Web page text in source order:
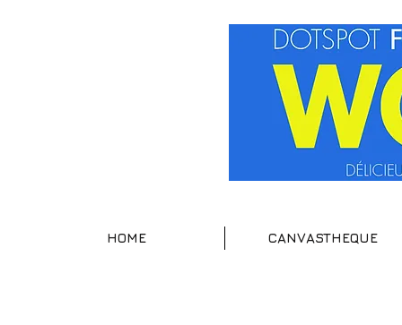
HOME CANVASTHEQUE